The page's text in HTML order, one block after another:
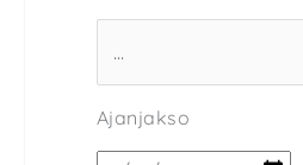
Ajanjakso